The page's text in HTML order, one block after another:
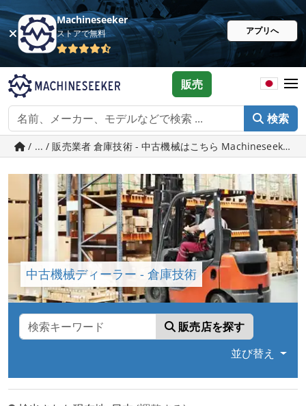
Machineseeker
ストアで無料 アプリへ
検索
販売
/ ... / 販売業者 倉庫技術 - 中古機械はこちら
中古機械ディーラー - 倉庫技術
販売店を探す
並び替え